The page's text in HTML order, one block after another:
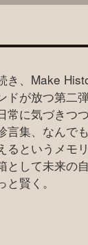
き、Make
ドが放つ第二
常に気づきつ
言集、なんで
るというメモ
として未来の
賢く。